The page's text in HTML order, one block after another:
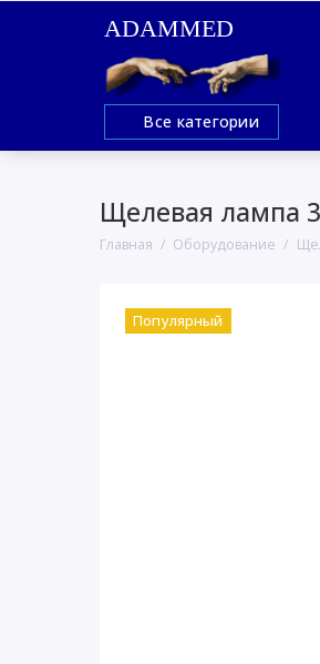
ADAMMED
Все категории
Щелевая лампа
Главная Оборудование
Популярный